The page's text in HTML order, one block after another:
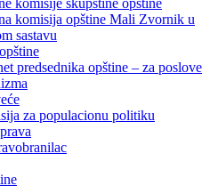
komisije skupštine opštine
komisija opštine Mali Zvornik u
sastavu
predsednika opštine – za poslove
za populacionu politiku